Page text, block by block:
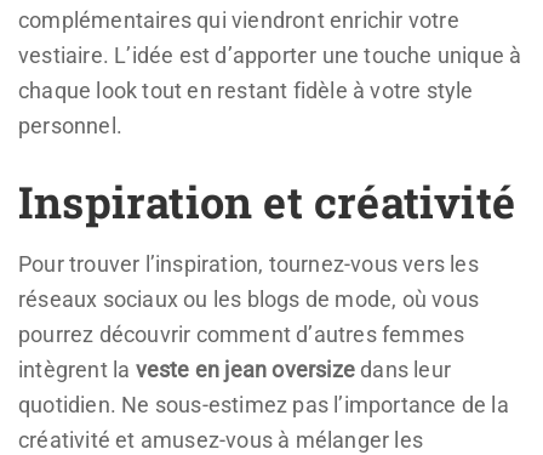
complémentaires qui viendront enrichir votre
vestiaire. L’idée est d’apporter une touche unique à
chaque look tout en restant fidèle à votre style
personnel.
Inspiration et créativité
Pour trouver l’inspiration, tournez-vous vers les
réseaux sociaux ou les blogs de mode, où vous
pourrez découvrir comment d’autres femmes
intègrent la veste en jean oversize dans leur
quotidien. Ne sous-estimez pas l’importance de la
créativité et amusez-vous à mélanger les